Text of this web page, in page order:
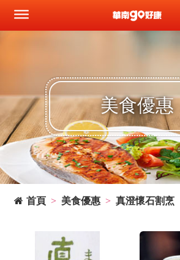
美食優惠
首頁 美食優惠 真澄懷石割烹